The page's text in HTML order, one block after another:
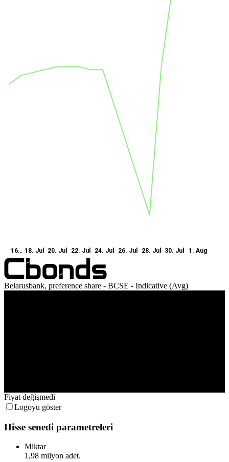
16… 18. Jul 20. Jul 22. Jul 24. Jul 26. Jul 28. Jul 30. Jul 1. Aug
Belarusbank, preference share - BCSE - Indicative (Avg)
Fiyat değişmedi
Logoyu göster
Hisse senedi parametreleri
Miktar
1,98 milyon adet.